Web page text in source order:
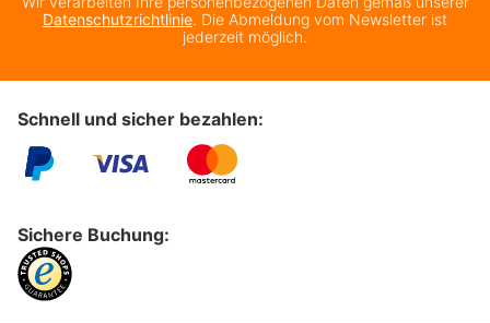
Datenschutzrichtlinie. Die Abmeldung vom Newsletter ist
jederzeit möglich.
Schnell und sicher bezahlen:
Sichere Buchung: